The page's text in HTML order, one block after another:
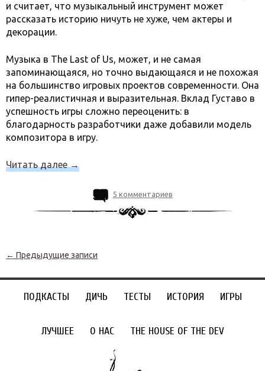
и считает, что музыкальный инструмент может
рассказать историю ничуть не хуже, чем актеры и
декорации.
Музыка в The Last of Us, может, и не самая
запоминающаяся, но точно выдающаяся и не похожая
на большинство игровых проектов современности. Она
гипер-реалистичная и выразительная. Вклад Густаво в
успешность игры сложно переоценить: в
благодарность разработчики даже добавили модель
композитора в игру.
Читать далее→
5 комментариев
Навигация по записям
← Предыдущие записи
ПОДКАСТЫ ДИЧЬ ТЕСТЫ ИСТОРИЯ ИГРЫ
ЛУЧШЕЕ О НАС THE HOUSE OF THE DEV